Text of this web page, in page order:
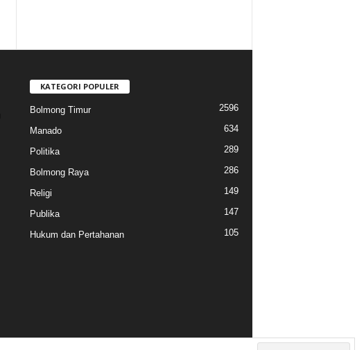
KATEGORI POPULER
Bolmong Timur 2596
Manado 634
Politika 289
Bolmong Raya 286
Religi 149
Publika 147
Hukum dan Pertahanan 105